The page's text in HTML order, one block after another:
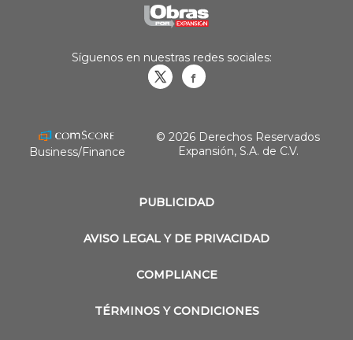
PUBLICIDAD
AVISO LEGAL Y DE PRIVACIDAD
COMPLIANCE
TÉRMINOS Y CONDICIONES
Síguenos en nuestras redes sociales:
Business/Finance
© 2026 Derechos Reservados
Expansión, S.A. de C.V.